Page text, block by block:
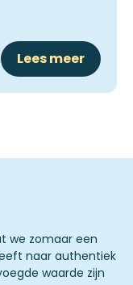
Lees meer
we zomaar een
naar authentiek
waarde zijn